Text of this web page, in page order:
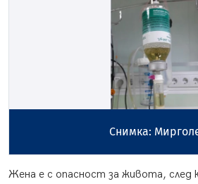
Снимка:
Жена е с опасност за живота, след